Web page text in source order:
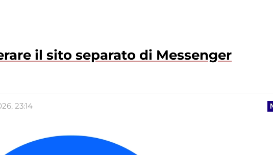
il sito separato di Messenger
23:14